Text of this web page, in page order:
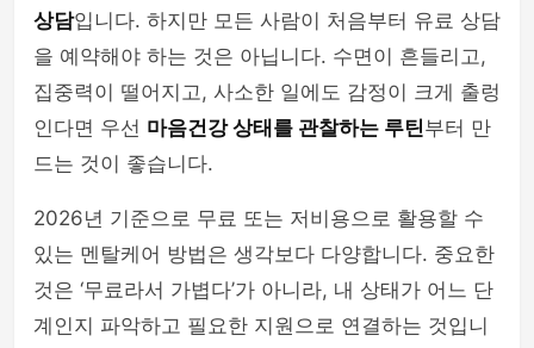
상담입니다. 하지만 모든 사람이 처음부터 유료 상담
을 예약해야 하는 것은 아닙니다. 수면이 흔들리고,
집중력이 떨어지고, 사소한 일에도 감정이 크게 출렁
인다면 우선 마음건강 상태를 관찰하는 루틴부터 만
드는 것이 좋습니다.
2026년 기준으로 무료 또는 저비용으로 활용할 수
있는 멘탈케어 방법은 생각보다 다양합니다. 중요한
것은 ‘무료라서 가볍다’가 아니라, 내 상태가 어느 단
계인지 파악하고 필요한 지원으로 연결하는 것입니